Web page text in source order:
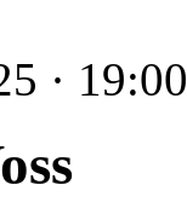
· 19:00